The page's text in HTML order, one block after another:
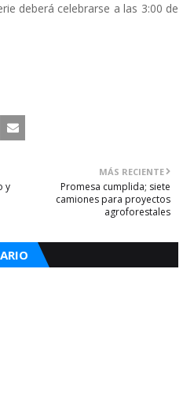
deberá celebrarse a las 3:00 de
MÁS RECIENTE
Promesa cumplida; siete
camiones para proyectos
agroforestales
y